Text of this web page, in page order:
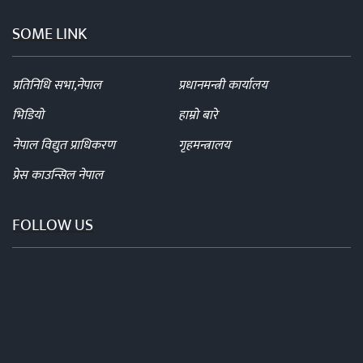
SOME LINK
प्रतिनिधि सभा,नेपाल
प्रधानमन्त्री कार्यालय
भिडियो
हाम्रो बारे
नेपाल विद्युत प्राधिकरण
गृहमन्त्रालय
प्रेस काउन्सिल नेपाल
FOLLOW US